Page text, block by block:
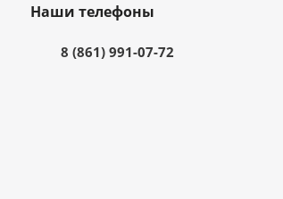
Наши телефоны
8 (861) 991-07-72